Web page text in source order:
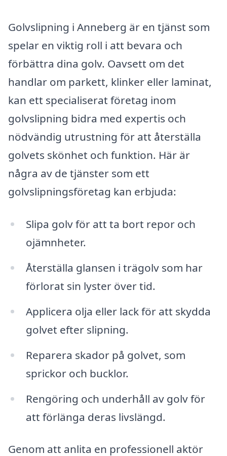
Golvslipning i Anneberg är en tjänst som
spelar en viktig roll i att bevara och
förbättra dina golv. Oavsett om det
handlar om parkett, klinker eller laminat,
kan ett specialiserat företag inom
golvslipning bidra med expertis och
nödvändig utrustning för att återställa
golvets skönhet och funktion. Här är
några av de tjänster som ett
golvslipningsföretag kan erbjuda:
Slipa golv för att ta bort repor och
ojämnheter.
Återställa glansen i trägolv som har
förlorat sin lyster över tid.
Applicera olja eller lack för att skydda
golvet efter slipning.
Reparera skador på golvet, som
sprickor och bucklor.
Rengöring och underhåll av golv för
att förlänga deras livslängd.
Genom att anlita en professionell aktör